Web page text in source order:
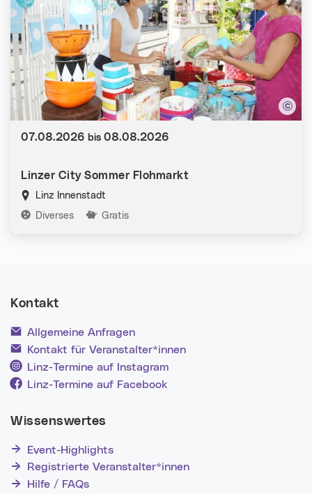
Linzer City Sommer Flohmarkt
Linz Innenstadt
Kategorien:
Diverses Gratis
Datum:
07.08.2026 bis 08.08.2026
Kontakt
Allgemeine Anfragen
Kontakt für Veranstalter*innen
Linz-Termine auf Instagram
Linz-Termine auf Facebook
Wissenswertes
Event-Highlights
Registrierte Veranstalter*innen
Hilfe / FAQs